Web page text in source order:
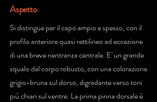
Aspetto
Si distingue per il capo ampio e spesso, con il
profilo anteriore quasi rettilineo ad eccezione
di una breve rientranza centrale. E' un grande
squalo dal corpo robusto, con una colorazione
grigio-bruna sul dorso, digradante verso toni
più chiari sul ventre. La prima pinna dorsale è